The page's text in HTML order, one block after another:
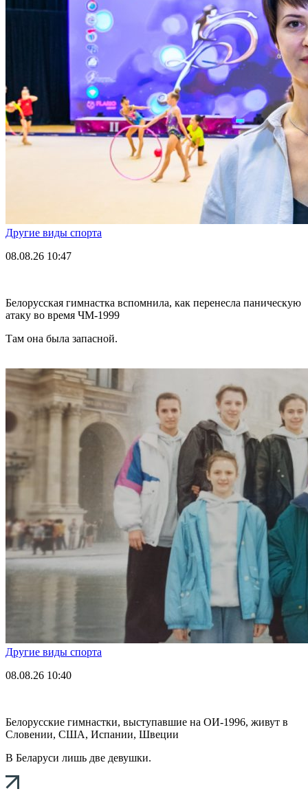
Другие виды спорта
08.08.26 10:47
Белорусская гимнастка вспомнила, как перенесла паническую
атаку во время ЧМ-1999
Там она была запасной.
Другие виды спорта
08.08.26 10:40
Белорусские гимнастки, выступавшие на ОИ-1996, живут в
Словении, США, Испании, Швеции
В Беларуси лишь две девушки.